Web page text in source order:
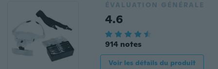
ÉVALUATION GÉNÉRALE
4.6
914 notes
Voir les détails du produit